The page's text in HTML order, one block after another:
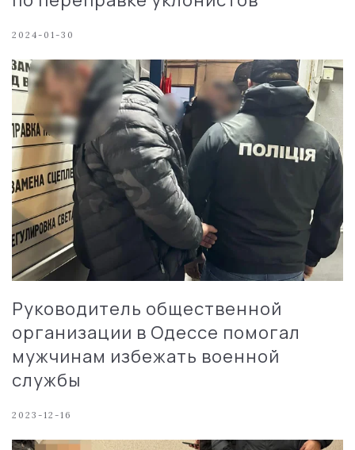
2024-01-30
Руководитель общественной
организации в Одессе помогал
мужчинам избежать военной
службы
2023-12-16